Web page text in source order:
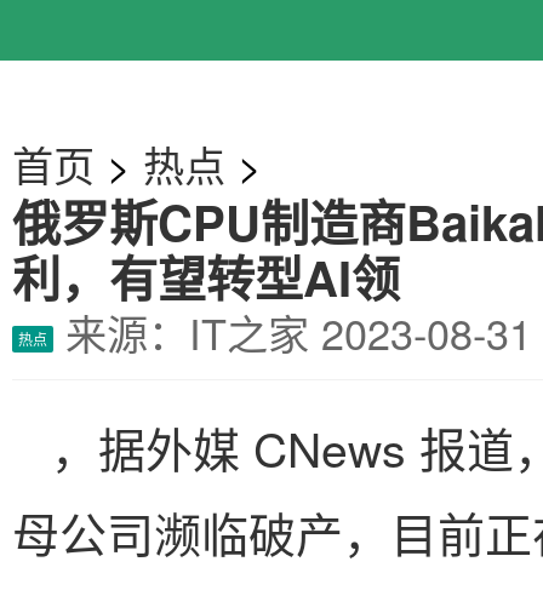
首页 > 热点 >
俄罗斯CPU制造商
利，有望转型AI领
热点 来源：IT之家 2023-08-
，据外媒 CNews 报道
母公司濒临破产，目前